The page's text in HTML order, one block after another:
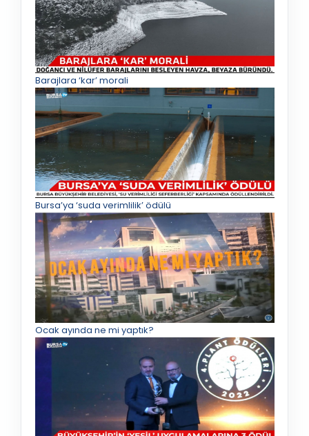
Barajlara ‘kar’ morali
Bursa’ya ‘suda verimlilik’ ödülü
Ocak ayında ne mi yaptık?